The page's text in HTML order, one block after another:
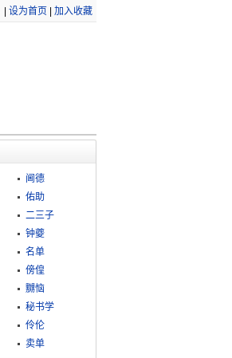
设为首页 加入收藏
阃德
佑助
二三子
钟夔
名单
傍偟
嬲恼
秘书学
伶伦
卖单